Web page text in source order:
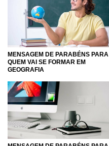
MENSAGEM DE PARABÉNS PARA
QUEM VAI SE FORMAR EM
GEOGRAFIA